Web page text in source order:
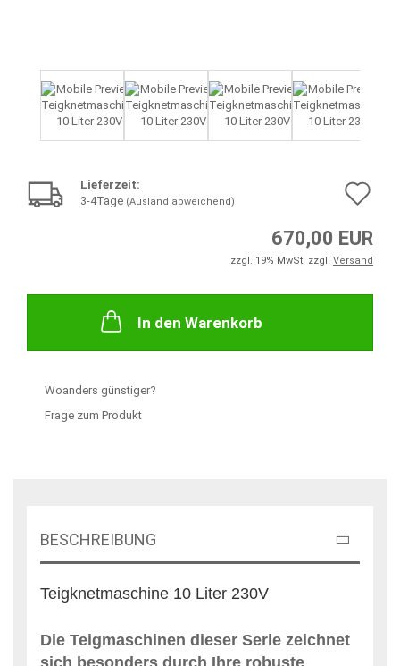
Lieferzeit:
3-4Tage (Ausland abweichend)
670,00 EUR
zzgl. 19% MwSt. zzgl. Versand
In den Warenkorb
Woanders günstiger?
Frage zum Produkt
BESCHREIBUNG
Teigknetmaschine 10 Liter 230V
Die Teigmaschinen dieser Serie zeichnet
sich besonders durch Ihre robuste